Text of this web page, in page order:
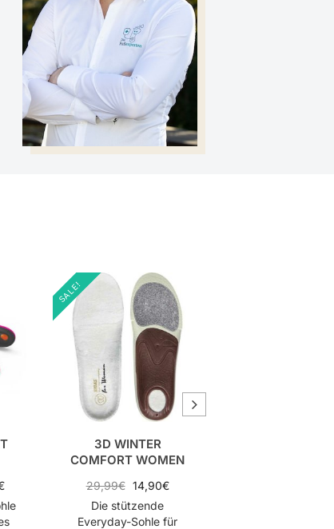
SALE!
3D WINTER
COMFORT WOMEN
29,99€ 14,90€
Die stützende
Everyday-Sohle für